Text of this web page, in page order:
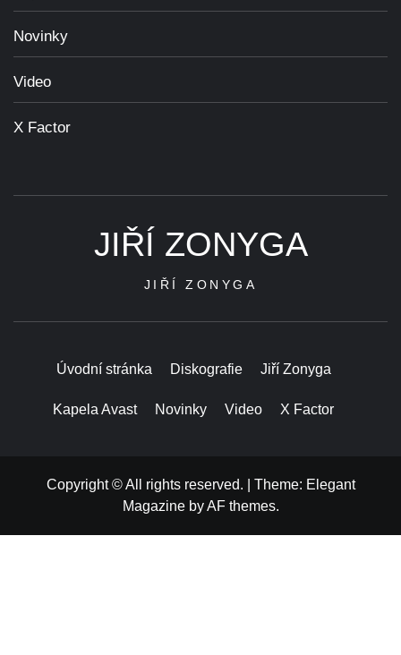
Novinky
Video
X Factor
JIŘÍ ZONYGA
JIŘÍ ZONYGA
Úvodní stránka Diskografie Jiří Zonyga
Kapela Avast Novinky Video X Factor
Copyright © All rights reserved. Theme: Elegant
MagazinebyAF themes.